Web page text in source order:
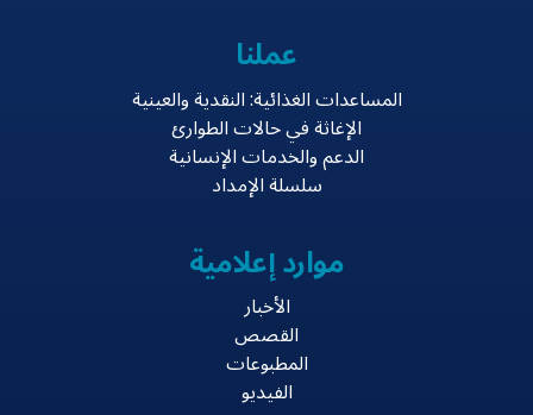
عملنا
المساعدات الغذائية: النقدية والعينية
الإغاثة في حالات الطوارئ
الدعم والخدمات الإنسانية
سلسلة الإمداد
موارد إعلامية
الأخبار
القصص
المطبوعات
الفيديو